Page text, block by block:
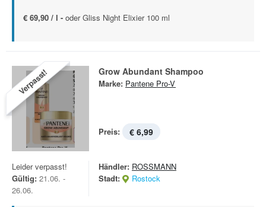
€ 69,90 / l - oder Gliss Night Elixier 100 ml
Verpasst! Grow Abundant Shampoo
Marke: Pantene Pro-V
Preis: € 6,99
Leider verpasst!
Gültig: 21.06. -
26.06.
Händler: ROSSMANN
Stadt:
Rostock